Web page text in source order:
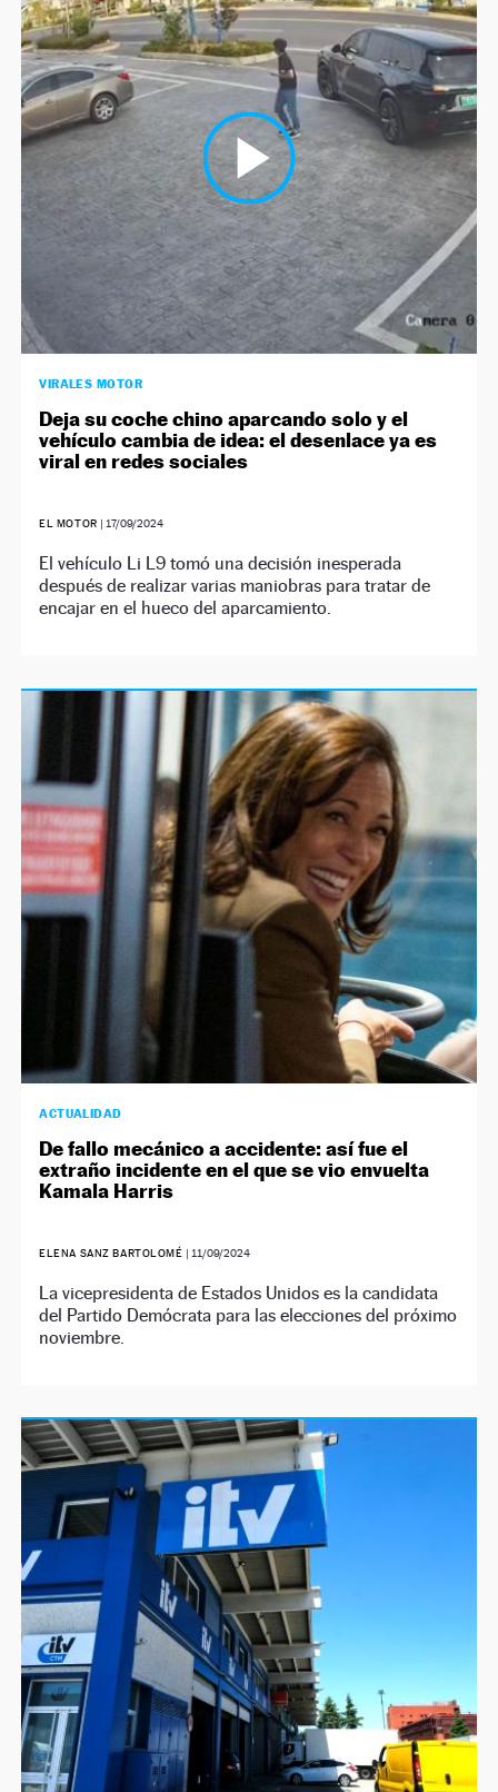
VIRALES MOTOR
Deja su coche chino aparcando solo y el
vehículo cambia de idea: el desenlace ya es
viral en redes sociales
EL MOTOR | 17/09/2024
El vehículo Li L9 tomó una decisión inesperada
después de realizar varias maniobras para tratar de
encajar en el hueco del aparcamiento.
ACTUALIDAD
De fallo mecánico a accidente: así fue el
extraño incidente en el que se vio envuelta
Kamala Harris
ELENA SANZ BARTOLOMÉ | 11/09/2024
La vicepresidenta de Estados Unidos es la candidata
del Partido Demócrata para las elecciones del próximo
noviembre.